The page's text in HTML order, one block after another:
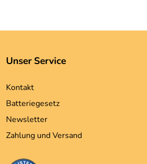
Unser Service
Kontakt
Batteriegesetz
Newsletter
Zahlung und Versand